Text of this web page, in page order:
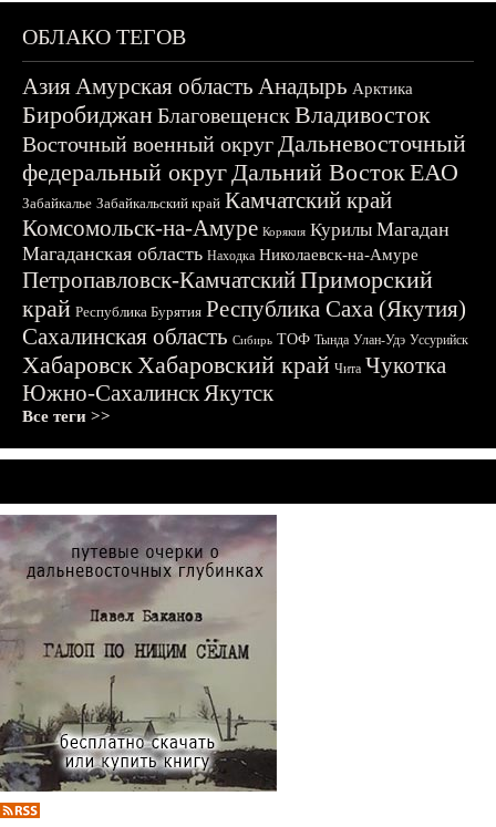
ОБЛАКО ТЕГОВ
АзияАмурская область Анадырь Арктика
БиробиджанБлаговещенскВладивосток
Восточный военный округДальневосточный
федеральный округДальний ВостокЕАО
Забайкалье Забайкальский край Камчатский край
Комсомольск-на-Амуре Корякия Курилы Магадан
Магаданская область Находка Николаевск-на-Амуре
Петропавловск-КамчатскийПриморский
край Республика Бурятия Республика Саха (Якутия)
Сахалинская область Сибирь ТОФ Тында Улан-Удэ Уссурийск
ХабаровскХабаровский край Чита Чукотка
Южно-СахалинскЯкутск
Все теги >>